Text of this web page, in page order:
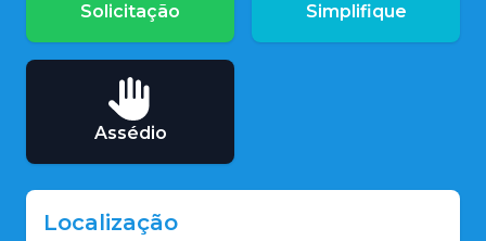
Solicitação Simplifique
Assédio
Localização